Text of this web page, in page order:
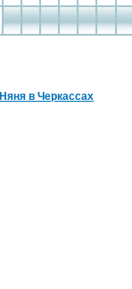
Няня в Черкассах